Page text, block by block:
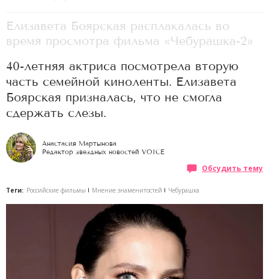
Елизавета Боярская расплакалась во
время просмотра фильма «Чебурашка-2»
40-летняя актриса посмотрела вторую
часть семейной киноленты. Елизавета
Боярская призналась, что не смогла
сдержать слезы.
Анастасия Мартынова
Редактор звездных новостей VOICE
Обсудить тему
Теги: Российские фильмы Мнение знаменитостей Чебурашка